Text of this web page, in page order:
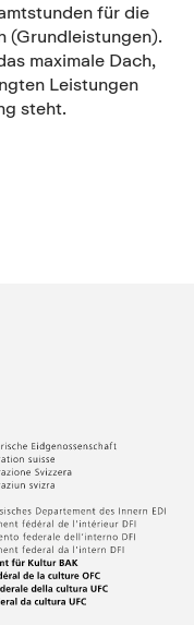
für die
(Grundleistungen).
maximale Dach,
Leistungen
steht.